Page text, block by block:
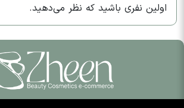
اولین نفری باشید که نظر می‌دهید.